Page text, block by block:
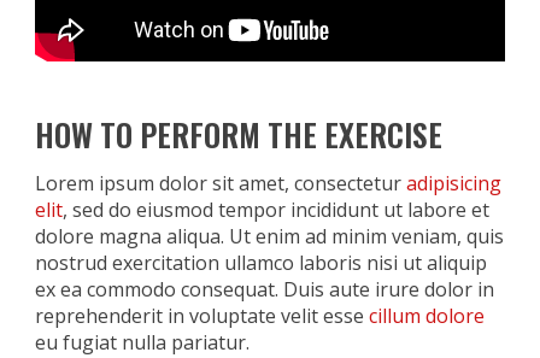
HOW TO PERFORM THE EXERCISE
Lorem ipsum dolor sit amet, consecteturadipisicing
elit, sed do eiusmod tempor incididunt ut labore et
dolore magna aliqua. Ut enim ad minim veniam, quis
nostrud exercitation ullamco laboris nisi ut aliquip
ex ea commodo consequat. Duis aute irure dolor in
reprehenderit in voluptate velit essecillum dolore
eu fugiat nulla pariatur.